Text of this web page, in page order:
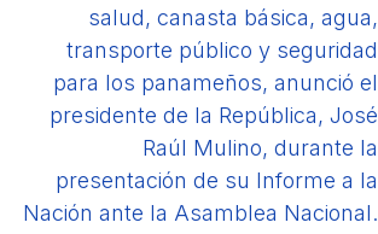
salud, canasta básica, agua,
transporte público y seguridad
para los panameños, anunció el
presidente de la República, José
Raúl Mulino, durante la
presentación de su Informe a la
Nación ante la Asamblea Nacional.